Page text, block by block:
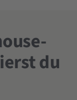
du